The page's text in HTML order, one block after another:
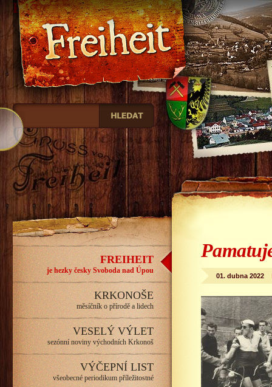
Freiheit
FREIHEIT
je hezky česky Svoboda nad Úpou
KRKONOŠE
měsíčník o přírodě a lidech
VESELÝ VÝLET
sezónní noviny východních Krkonoš
VÝČEPNÍ LIST
všeobecné periodikum příležitostné
01. dubna 2022